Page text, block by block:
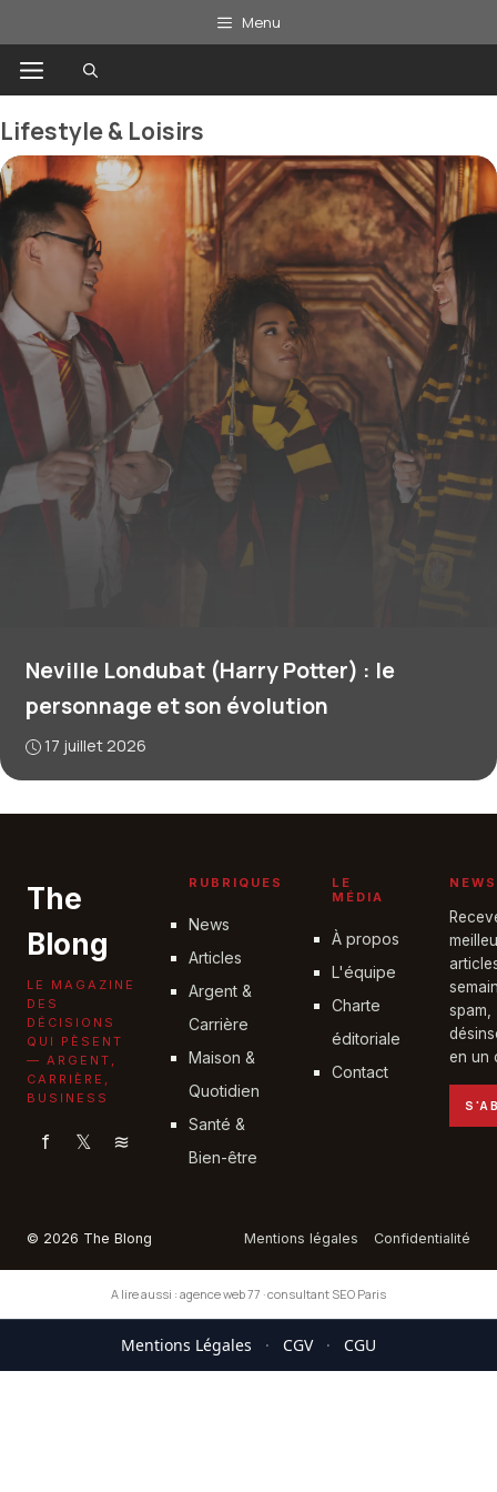
au
contenu
Menu
Menu
Lifestyle & Loisirs
Neville Londubat (Harry Potter) : le
personnage et son évolution
17 juillet 2026
The
Blong
LE MAGAZINE
DES
DÉCISIONS
QUI PÈSENT
— ARGENT,
CARRIÈRE,
BUSINESS
f 𝕏 ≋
RUBRIQUES
News
Articles
Argent &
Carrière
Maison &
Quotidien
Santé &
Bien-être
LE
MÉDIA
À propos
L'équipe
Charte
éditoriale
Contact
spam,
en un
© 2026 The Blong Mentions légales Confidentialité
A lire aussi : agence web 77 ·consultant SEO Paris
Mentions Légales · CGV · CGU